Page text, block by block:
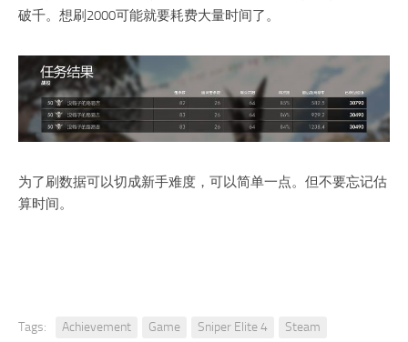
破千。想刷2000可能就要耗费大量时间了。
为了刷数据可以切成新手难度，可以简单一点。但不要忘记估
算时间。
Tags: Achievement Game Sniper Elite 4 Steam